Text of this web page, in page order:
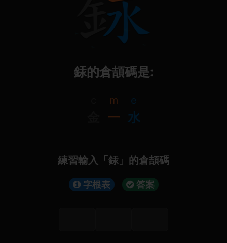
銾的倉頡碼是:
m
一
e
水
練習輸入「銾」的倉頡碼
字根表 答案